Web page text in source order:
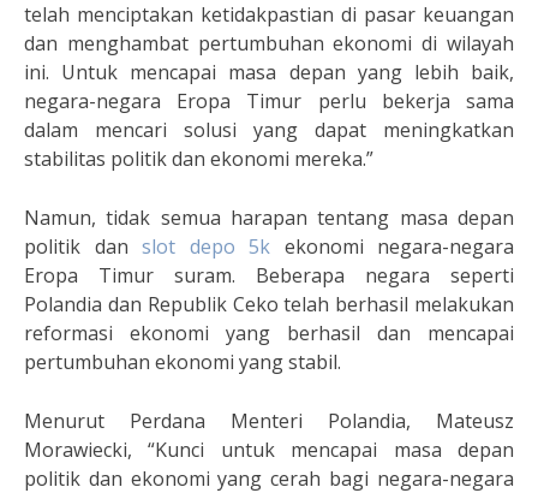
telah menciptakan ketidakpastian di pasar keuangan
dan menghambat pertumbuhan ekonomi di wilayah
ini. Untuk mencapai masa depan yang lebih baik,
negara-negara Eropa Timur perlu bekerja sama
dalam mencari solusi yang dapat meningkatkan
stabilitas politik dan ekonomi mereka.”
Namun, tidak semua harapan tentang masa depan
politik dan slot depo 5k ekonomi negara-negara
Eropa Timur suram. Beberapa negara seperti
Polandia dan Republik Ceko telah berhasil melakukan
reformasi ekonomi yang berhasil dan mencapai
pertumbuhan ekonomi yang stabil.
Menurut Perdana Menteri Polandia, Mateusz
Morawiecki, “Kunci untuk mencapai masa depan
politik dan ekonomi yang cerah bagi negara-negara